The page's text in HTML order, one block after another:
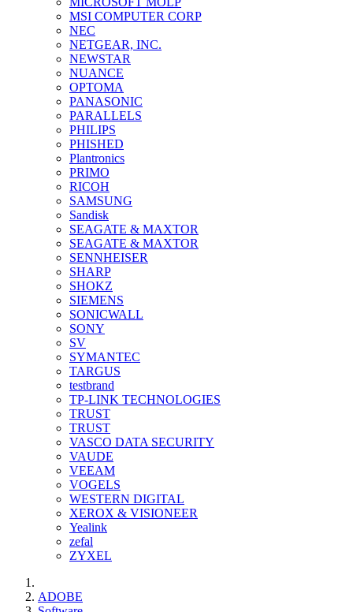
MSI COMPUTER CORP
NEC
NETGEAR, INC.
NEWSTAR
NUANCE
OPTOMA
PANASONIC
PARALLELS
PHILIPS
PHISHED
Plantronics
PRIMO
RICOH
SAMSUNG
Sandisk
SEAGATE & MAXTOR
SEAGATE & MAXTOR
SENNHEISER
SHARP
SHOKZ
SIEMENS
SONICWALL
SONY
SV
SYMANTEC
TARGUS
testbrand
TP-LINK TECHNOLOGIES
TRUST
TRUST
VASCO DATA SECURITY
VAUDE
VEEAM
VOGELS
WESTERN DIGITAL
XEROX & VISIONEER
Yealink
zefal
ZYXEL
ADOBE